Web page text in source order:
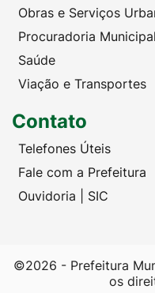
Obras e Serviços
Procuradoria Municipal
Saúde
Viação e Transportes
Contato
Telefones Úteis
Fale com a Prefeitura
Ouvidoria | SIC
©2026 - Prefeitura
os